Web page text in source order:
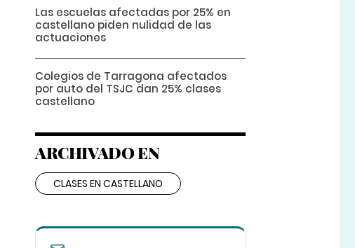
Las escuelas afectadas por 25% en
castellano piden nulidad de las
actuaciones
Colegios de Tarragona afectados
por auto del TSJC dan 25% clases
castellano
ARCHIVADO EN
CLASES EN CASTELLANO